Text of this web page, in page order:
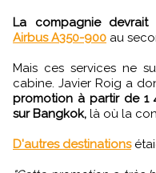
La compagnie
Airbus A350-900 au
Mais ces services ne
cabine. Javier Roig a
promotion à partir de 1
sur Bangkok, là où la
D'autres destinations